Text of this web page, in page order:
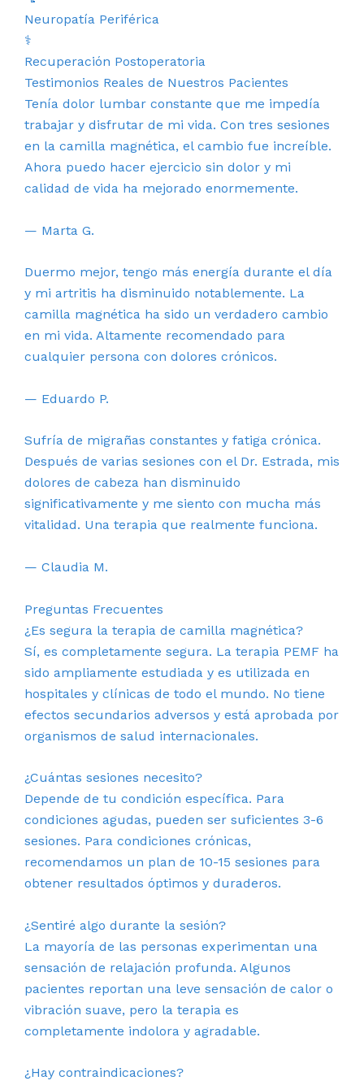
Neuropatía Periférica
⚕️
Recuperación Postoperatoria
Testimonios Reales de Nuestros Pacientes
Tenía dolor lumbar constante que me impedía
trabajar y disfrutar de mi vida. Con tres sesiones
en la camilla magnética, el cambio fue increíble.
Ahora puedo hacer ejercicio sin dolor y mi
calidad de vida ha mejorado enormemente.
— Marta G.
Duermo mejor, tengo más energía durante el día
y mi artritis ha disminuido notablemente. La
camilla magnética ha sido un verdadero cambio
en mi vida. Altamente recomendado para
cualquier persona con dolores crónicos.
— Eduardo P.
Sufría de migrañas constantes y fatiga crónica.
Después de varias sesiones con el Dr. Estrada, mis
dolores de cabeza han disminuido
significativamente y me siento con mucha más
vitalidad. Una terapia que realmente funciona.
— Claudia M.
Preguntas Frecuentes
¿Es segura la terapia de camilla magnética?
Sí, es completamente segura. La terapia PEMF ha
sido ampliamente estudiada y es utilizada en
hospitales y clínicas de todo el mundo. No tiene
efectos secundarios adversos y está aprobada por
organismos de salud internacionales.
¿Cuántas sesiones necesito?
Depende de tu condición específica. Para
condiciones agudas, pueden ser suficientes 3-6
sesiones. Para condiciones crónicas,
recomendamos un plan de 10-15 sesiones para
obtener resultados óptimos y duraderos.
¿Sentiré algo durante la sesión?
La mayoría de las personas experimentan una
sensación de relajación profunda. Algunos
pacientes reportan una leve sensación de calor o
vibración suave, pero la terapia es
completamente indolora y agradable.
¿Hay contraindicaciones?